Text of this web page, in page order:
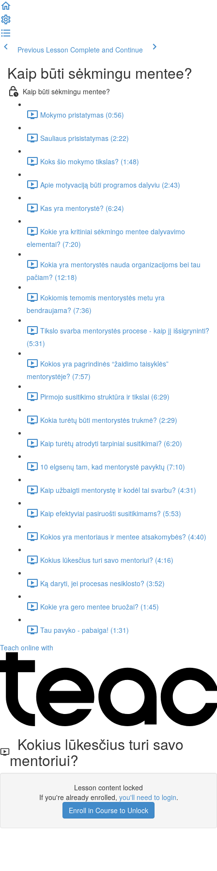
Previous Lesson Complete and Continue
Kaip būti sėkmingu mentee?
Kaip būti sėkmingu mentee?
Mokymo pristatymas (0:56)
Sauliaus prisistatymas (2:22)
Koks šio mokymo tikslas? (1:48)
Apie motyvaciją būti programos dalyviu (2:43)
Kas yra mentorystė? (6:24)
Kokie yra kritiniai sėkmingo mentee dalyvavimo
elementai? (7:20)
Kokia yra mentorystės nauda organizacijoms bei tau
pačiam? (12:18)
Kokiomis temomis mentorystės metu yra
bendraujama? (7:36)
Tikslo svarba mentorystės procese - kaip jį išsigryninti?
(5:31)
Kokios yra pagrindinės “žaidimo taisyklės”
mentorystėje? (7:57)
Pirmojo susitikimo struktūra ir tikslai (6:29)
Kokia turėtų būti mentorystės trukmė? (2:29)
Kaip turėtų atrodyti tarpiniai susitikimai? (6:20)
10 elgsenų tam, kad mentorystė pavyktų (7:10)
Kaip užbaigti mentorystę ir kodėl tai svarbu? (4:31)
Kaip efektyviai pasiruošti susitikimams? (5:53)
Kokios yra mentoriaus ir mentee atsakomybės? (4:40)
Kokius lūkesčius turi savo mentoriui? (4:16)
Ką daryti, jei procesas nesiklosto? (3:52)
Kokie yra gero mentee bruožai? (1:45)
Tau pavyko - pabaiga! (1:31)
Teach online with
Kokius lūkesčius turi savo
mentoriui?
Lesson content locked
If you're already enrolled, you'll need to login.
Enroll in Course to Unlock